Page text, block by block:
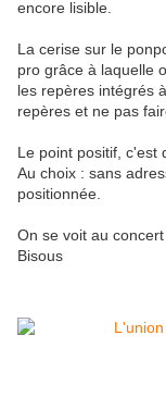
encore lisible.
La cerise sur le
pro grâce à laquelle
les repères intégrés
repères et ne pas
Le point positif, c'est
Au choix : sans
positionnée.
On se voit au concert
Bisous